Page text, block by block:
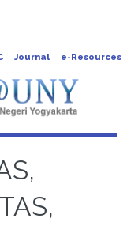
Journal e-Resources